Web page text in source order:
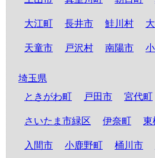
大江町 長井市 鮭川村
天童市 戸沢村 南陽市
埼玉県
ときがわ町
戸田市 宮代町
さいたま市緑区 伊奈町 東
入間市 小鹿野町 桶川市